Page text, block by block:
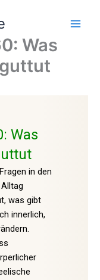
Was
Was
in den
was gibt
innerlich,